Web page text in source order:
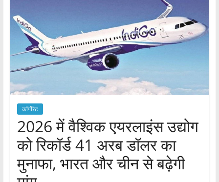
कॉर्पोरेट
2026 में वैश्विक एयरलाइंस उद्योग
को रिकॉर्ड 41 अरब डॉलर का
मुनाफा, भारत और चीन से बढ़ेगी